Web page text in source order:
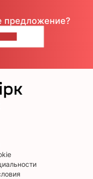
предложение?